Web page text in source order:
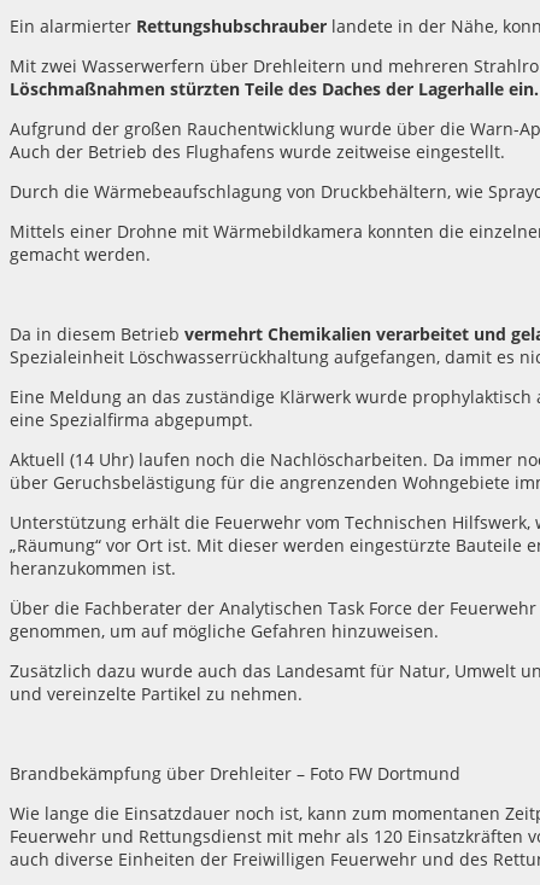
Ein alarmierter Rettungshubschrauber landete in der Nähe,
Mit zwei Wasserwerfern über Drehleitern und mehreren
Löschmaßnahmen stürzten Teile des Daches der Lagerhalle ein.
Aufgrund der großen Rauchentwicklung wurde über die Warn-
Auch der Betrieb des Flughafens wurde zeitweise eingestellt.
Durch die Wärmebeaufschlagung von Druckbehältern, wie
Mittels einer Drohne mit Wärmebildkamera konnten die
gemacht werden.
Da in diesem Betrieb vermehrt Chemikalien verarbeitet und
Spezialeinheit Löschwasserrückhaltung aufgefangen, damit es
Eine Meldung an das zuständige Klärwerk wurde
eine Spezialfirma abgepumpt.
Aktuell (14 Uhr) laufen noch die Nachlöscharbeiten. Da immer
über Geruchsbelästigung für die angrenzenden Wohngebiete
Unterstützung erhält die Feuerwehr vom Technischen
„Räumung“ vor Ort ist. Mit dieser werden eingestürzte Bauteile
heranzukommen ist.
Über die Fachberater der Analytischen Task Force der
genommen, um auf mögliche Gefahren hinzuweisen.
Zusätzlich dazu wurde auch das Landesamt für Natur, Umwelt
und vereinzelte Partikel zu nehmen.
Brandbekämpfung über Drehleiter – Foto FW Dortmund
Wie lange die Einsatzdauer noch ist, kann zum momentanen
Feuerwehr und Rettungsdienst mit mehr als 120 Einsatzkräften
auch diverse Einheiten der Freiwilligen Feuerwehr und des